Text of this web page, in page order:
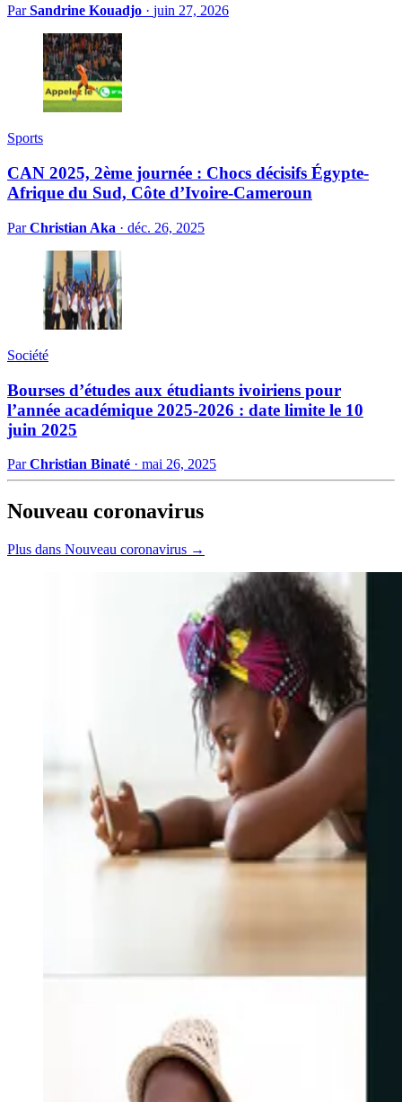
ParSandrine Kouadjo · juin 27, 2026
Sports
CAN 2025, 2ème journée : Chocs décisifs Égypte-
Afrique du Sud, Côte d’Ivoire-Cameroun
ParChristian Aka · déc. 26, 2025
Société
Bourses d’études aux étudiants ivoiriens pour
l’année académique 2025-2026 : date limite le 10
juin 2025
ParChristian Binaté · mai 26, 2025
Nouveau coronavirus
Plus dans Nouveau coronavirus →